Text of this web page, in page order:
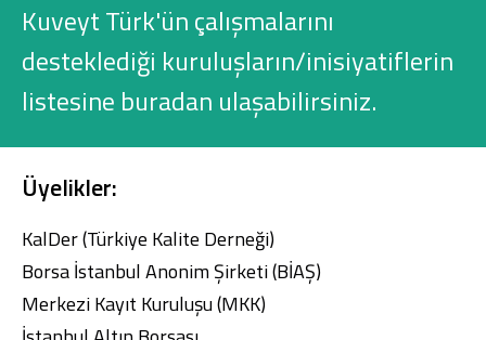
Ticari Kartlar
Tarım Finansmanı
Leasing
Yatırım
Kuveyt Türk'ün çalışmalarını
desteklediği kuruluşların/inisiyatiflerin
listesine buradan ulaşabilirsiniz.
Üyelikler:
KalDer (Türkiye Kalite Derneği)
Borsa İstanbul Anonim Şirketi (BİAŞ)
Merkezi Kayıt Kuruluşu (MKK)